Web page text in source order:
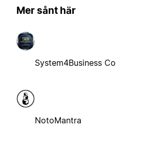
Mer sånt här
System4Business Co
NotoMantra